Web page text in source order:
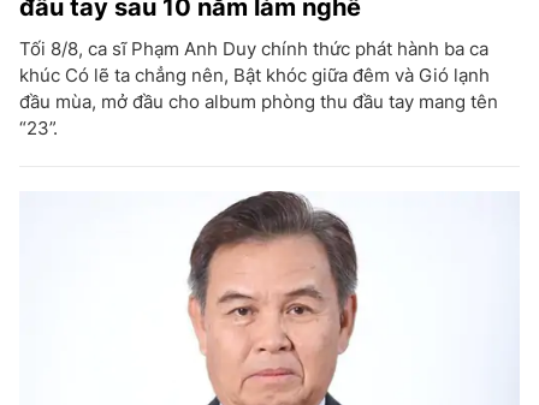
đầu tay sau 10 năm làm nghề
Tối 8/8, ca sĩ Phạm Anh Duy chính thức phát hành ba ca
khúc Có lẽ ta chẳng nên, Bật khóc giữa đêm và Gió lạnh
đầu mùa, mở đầu cho album phòng thu đầu tay mang tên
“23”.